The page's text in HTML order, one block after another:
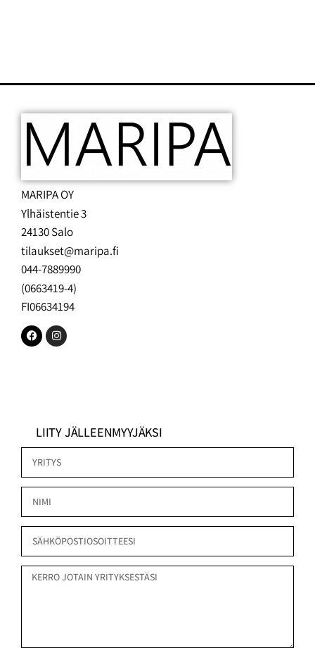
MARIPA OY
Ylhäistentie 3
24130 Salo
tilaukset@maripa.fi
044-7889990
(0663419-4)
FI06634194
LIITY JÄLLEENMYYJÄKSI